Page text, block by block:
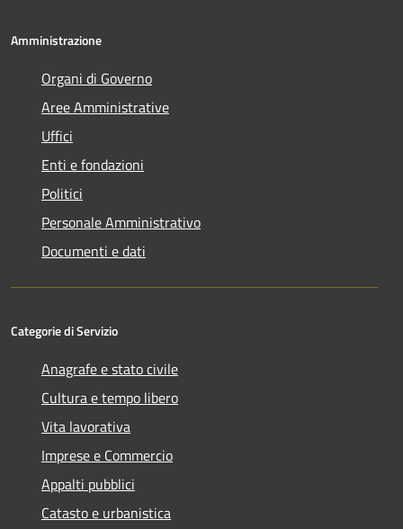
Amministrazione
Organi di Governo
Aree Amministrative
Uffici
Enti e fondazioni
Politici
Personale Amministrativo
Documenti e dati
Categorie di Servizio
Anagrafe e stato civile
Cultura e tempo libero
Vita lavorativa
Imprese e Commercio
Appalti pubblici
Catasto e urbanistica